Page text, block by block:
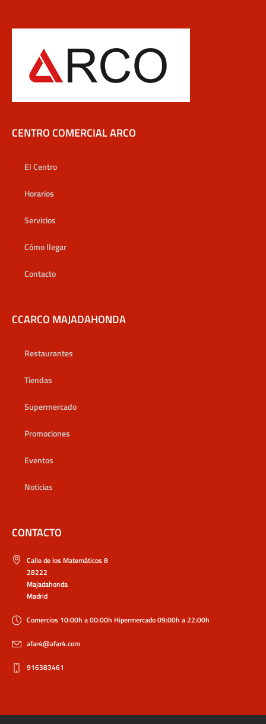
CENTRO COMERCIAL ARCO
El Centro
Horarios
Servicios
Cómo llegar
Contacto
CCARCO MAJADAHONDA
Restaurantes
Tiendas
Supermercado
Promociones
Eventos
Noticias
CONTACTO
Calle de los Matemáticos 8
28222
Majadahonda
Madrid
Comercios 10:00h a 00:00h Hipermercado 09:00h a 22:00h
afar4@afar4.com
916383461